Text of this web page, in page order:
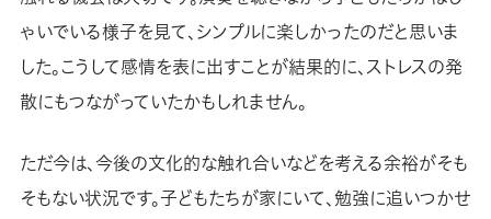
ゃいでいる様子を見て、シンプルに楽しかったのだと思いま
した。こうして感情を表に出すことが結果的に、ストレスの発
散にもつながっていたかもしれません。
ただ今は、今後の文化的な触れ合いなどを考える余裕がそも
そもない状況です。子どもたちが家にいて、勉強に追いつかせ